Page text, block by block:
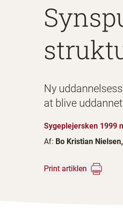
Ny
at blive
Sygeplejersken 1999
Af: Bo Kristian Nielsen,
Print artiklen